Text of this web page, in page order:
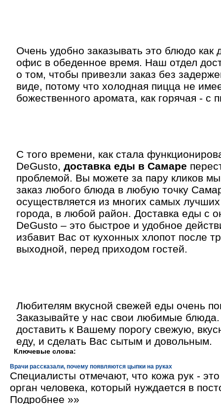
Очень удобно заказывать это блюдо как
офис в обеденное время. Наш отдел
о том, чтобы привезли заказ без
виде, потому что холодная пицца не
божественного аромата, как горячая - с
С того времени, как стала
DeGusto, доставка еды в Самаре
проблемой. Вы можете за пару кликов
заказ любого блюда в любую точку
осуществляется из многих самых
города, в любой район. Доставка еды с
DeGusto – это быстрое и удобное
избавит Вас от кухонных хлопот после
выходной, перед приходом гостей.
Любителям вкусной свежей еды очень
Заказывайте у нас свои любимые
доставить к Вашему порогу свежую,
еду, и сделать Вас сытым и довольным.
Ключевые слова:
Врачи рассказали, почему появляются цыпки на руках
Специалисты отмечают, что кожа рук -
орган человека, который нуждается в
Подробнее »»